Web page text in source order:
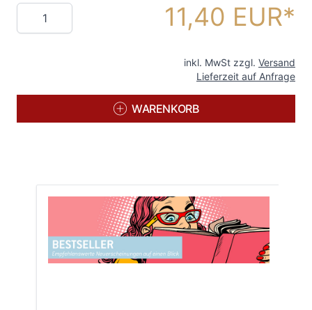
Menge 11,40 EUR
inkl. MwSt zzgl. Versand
Lieferzeit auf Anfrage
WARENKORB